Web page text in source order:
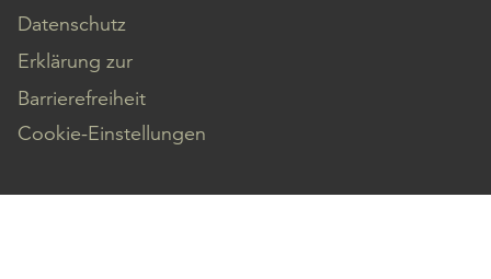
Datenschutz
Erklärung zur
Barrierefreiheit
Cookie-Einstellungen